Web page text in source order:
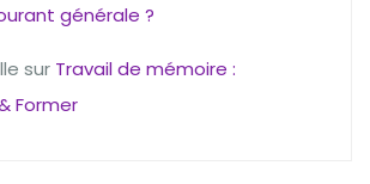
générale ?
sur Travail de mémoire :
Former